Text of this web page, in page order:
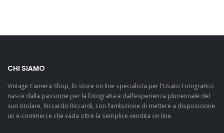
CHI SIAMO
Vintage Camera Shop, lo store on line specialista per l'Usato Fotografico
nasce dalla passione per la fotografia e dall’esperienza pluriennale del
suo titolare, Riccardo Riccardi, con l’ambizione di mettere a disposizione
un e-commerce che vada oltre la semplice vendita on line.